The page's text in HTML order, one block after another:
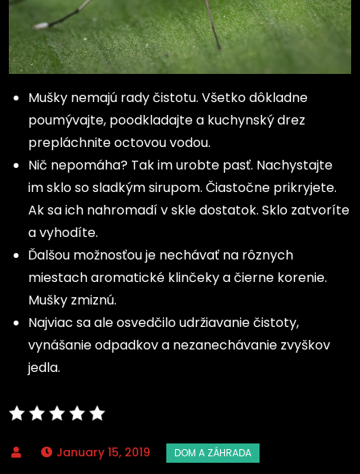
Mušky nemajú rady čistotu. Všetko dôkladne
poumývajte, poodkladajte a kuchynský drez
prepláchnite octovou vodou.
Nič nepomáha? Tak im urobte pasť. Nachystajte
im sklo so sladkým sirupom. Čiastočne prikryjete.
Ak sa ich nahromadí v skle dostatok. Sklo zatvoríte
a vyhodíte.
Ďalšou možnosťou je nechávať na rôznych
miestach aromatické klinčeky a čierne korenie.
Mušky zmiznú.
Najviac sa ale osvedčilo udržiavanie čistoty,
vynášanie odpadkov a nezanechávanie zvyškov
jedla.
January 15, 2019